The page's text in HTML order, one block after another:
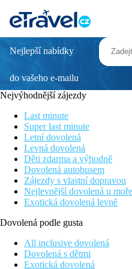
Palms Beach
Nově postavený hotel
Na klidném místě v
Pokoje se sdíleným bazénem
All Inclusive 24 hodin denně
Poloha
Tento nově
letovisku Kiten přes písečné
Centrum letoviska s
letiště Burgas 66 km.
Vybavení
Vstupní hala s recepcí,
fitness
Pokoje
Nejlepší nabídky
do vašeho e-mailu
Nejvýhodnější zájezdy
Last minute
Super last minute
Letní dovolená
Levná dovolená
Děti zdarma a výhodně
Dovolená autobusem
Zájezdy s vlastní dopravou
Nejlevnější dovolená u moře
Exotická dovolená levně
Dovolená podle gusta
All inclusive dovolená
Dovolená s dětmi
Exotická dovolená